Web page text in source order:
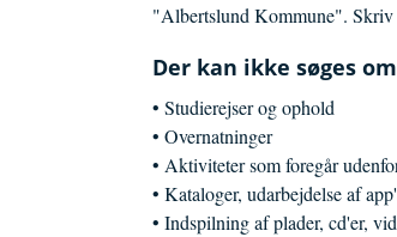
"Albertslund Kommune".
Der kan ikke søges
• Studierejser og ophold
• Overnatninger
• Aktiviteter som foregår
• Kataloger, udarbejdelse af
• Indspilning af plader, cd'er,